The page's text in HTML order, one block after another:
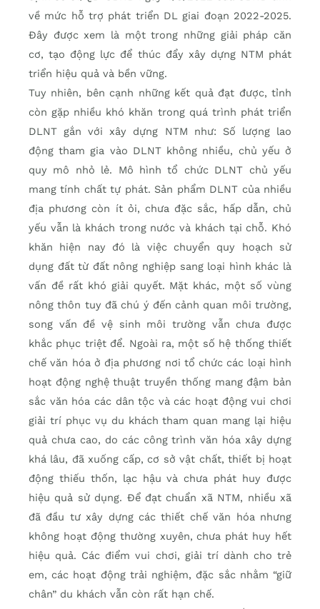
về mức hỗ trợ phát triển DL giai đoạn 2022-2025.
Đây được xem là một trong những giải pháp căn
cơ, tạo động lực để thúc đẩy xây dựng NTM phát
triển hiệu quả và bền vững.
Tuy nhiên, bên cạnh những kết quả đạt được, tỉnh
còn gặp nhiều khó khăn trong quá trình phát triển
DLNT gắn với xây dựng NTM như: Số lượng lao
động tham gia vào DLNT không nhiều, chủ yếu ở
quy mô nhỏ lẻ. Mô hình tổ chức DLNT chủ yếu
mang tính chất tự phát. Sản phẩm DLNT của nhiều
địa phương còn ít ỏi, chưa đặc sắc, hấp dẫn, chủ
yếu vẫn là khách trong nước và khách tại chỗ. Khó
khăn hiện nay đó là việc chuyển quy hoạch sử
dụng đất từ đất nông nghiệp sang loại hình khác là
vấn đề rất khó giải quyết. Mặt khác, một số vùng
nông thôn tuy đã chú ý đến cảnh quan môi trường,
song vấn đề vệ sinh môi trường vẫn chưa được
khắc phục triệt để. Ngoài ra, một số hệ thống thiết
chế văn hóa ở địa phương nơi tổ chức các loại hình
hoạt động nghệ thuật truyền thống mang đậm bản
sắc văn hóa các dân tộc và các hoạt động vui chơi
giải trí phục vụ du khách tham quan mang lại hiệu
quả chưa cao, do các công trình văn hóa xây dựng
khá lâu, đã xuống cấp, cơ sở vật chất, thiết bị hoạt
động thiếu thốn, lạc hậu và chưa phát huy được
hiệu quả sử dụng. Để đạt chuẩn xã NTM, nhiều xã
đã đầu tư xây dựng các thiết chế văn hóa nhưng
không hoạt động thường xuyên, chưa phát huy hết
hiệu quả. Các điểm vui chơi, giải trí dành cho trẻ
em, các hoạt động trải nghiệm, đặc sắc nhằm “giữ
chân” du khách vẫn còn rất hạn chế.